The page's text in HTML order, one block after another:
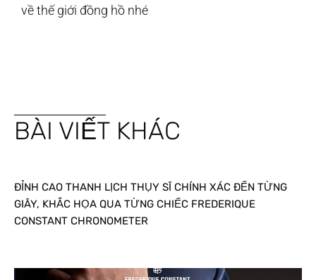
về thế giới đồng hồ nhé
BÀI VIẾT KHÁC
ĐỈNH CAO THANH LỊCH THỤY SĨ CHÍNH XÁC ĐẾN TỪNG
GIÂY, KHẮC HỌA QUA TỪNG CHIẾC FREDERIQUE
CONSTANT CHRONOMETER